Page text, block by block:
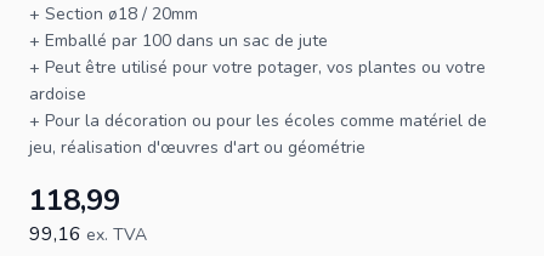
+ Section ø18 / 20mm
+ Emballé par 100 dans un sac de jute
+ Peut être utilisé pour votre potager, vos plantes ou votre
ardoise
+ Pour la décoration ou pour les écoles comme matériel de
jeu, réalisation d'œuvres d'art ou géométrie
118,99
99,16 ex. TVA